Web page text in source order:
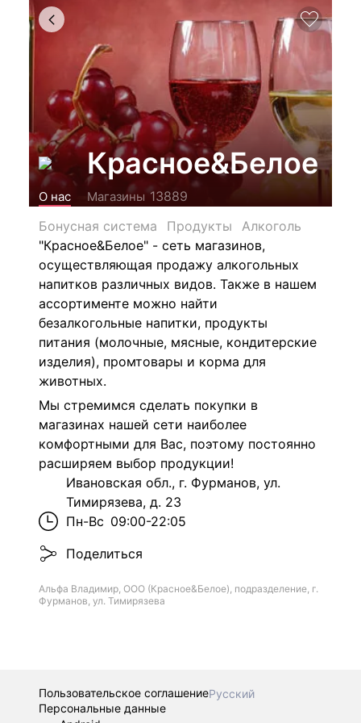
Красное&Белое
О нас Магазины 13889
Бонусная система
Продукты
Алкоголь
"Красное&Белое" - сеть магазинов,
осуществляющая продажу алкогольных
напитков различных видов. Также в нашем
ассортименте можно найти
безалкогольные напитки, продукты
питания (молочные, мясные, кондитерские
изделия), промтовары и корма для
животных.
Мы стремимся сделать покупки в
магазинах нашей сети наиболее
комфортными для Вас, поэтому постоянно
расширяем выбор продукции!
Ивановская обл., г. Фурманов, ул.
Тимирязева, д. 23
Пн-Вс 09:00-22:05
Поделиться
Альфа Владимир, ООО (Красное&Белое), подразделение, г.
Фурманов, ул. Тимирязева
Пользовательское соглашениеРусский
Персональные данные